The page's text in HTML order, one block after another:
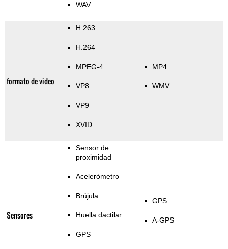
WAV
formato de video
H.263
H.264
MPEG-4
VP8
VP9
XVID
MP4
WMV
Sensores
Sensor de
proximidad
Acelerómetro
Brújula
Huella dactilar
GPS
GPS
A-GPS